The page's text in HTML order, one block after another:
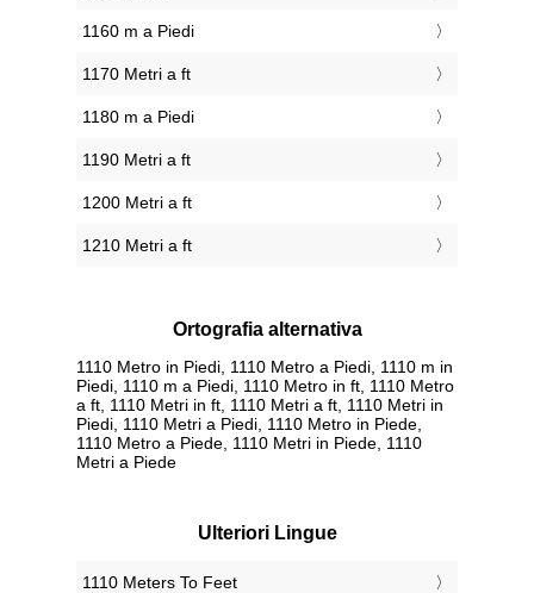
1160 m a Piedi
1170 Metri a ft
1180 m a Piedi
1190 Metri a ft
1200 Metri a ft
1210 Metri a ft
Ortografia alternativa
1110 Metro in Piedi, 1110 Metro a Piedi, 1110 m in
Piedi, 1110 m a Piedi, 1110 Metro in ft, 1110 Metro
a ft, 1110 Metri in ft, 1110 Metri a ft, 1110 Metri in
Piedi, 1110 Metri a Piedi, 1110 Metro in Piede,
1110 Metro a Piede, 1110 Metri in Piede, 1110
Metri a Piede
Ulteriori Lingue
‎1110 Meters To Feet